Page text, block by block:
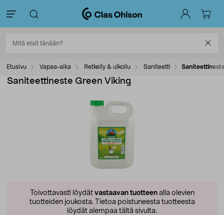
Etusivu Vapaa-aika Retkeily & ulkoilu Saniteetti
Saniteettineste Green Viking
Toivottavasti löydät vastaavan tuotteenalla olevien
tuotteiden joukosta. Tietoa poistuneesta tuotteesta
löydät alempaa tältä sivulta.